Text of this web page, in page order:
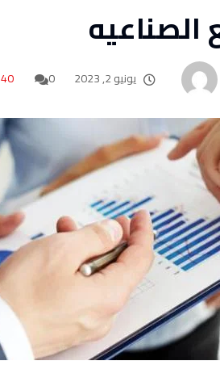
الصناعيه
يونيو 2, 2023 0
40